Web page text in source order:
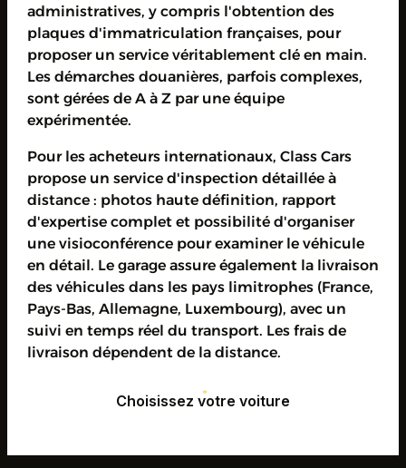
administratives, y compris l'obtention des
plaques d'immatriculation françaises, pour
proposer un service véritablement clé en main.
Les démarches douanières, parfois complexes,
sont gérées de A à Z par une équipe
expérimentée.
Pour les acheteurs internationaux, Class Cars
propose un service d'inspection détaillée à
distance : photos haute définition, rapport
d'expertise complet et possibilité d'organiser
une visioconférence pour examiner le véhicule
en détail. Le garage assure également la livraison
des véhicules dans les pays limitrophes (France,
Pays-Bas, Allemagne, Luxembourg), avec un
suivi en temps réel du transport. Les frais de
livraison dépendent de la distance.
Choisissez votre voiture